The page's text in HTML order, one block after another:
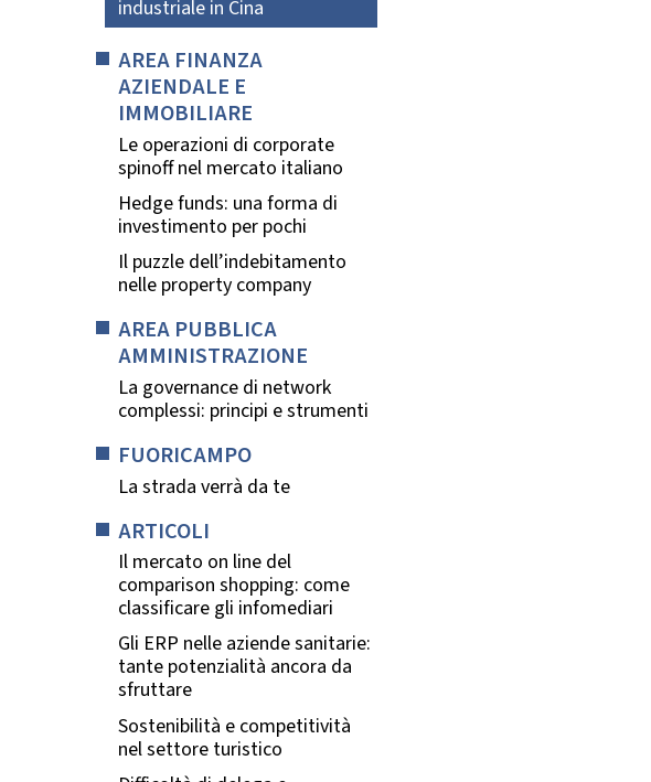
industriale in Cina
AREA FINANZA
AZIENDALE E
IMMOBILIARE
Le operazioni di corporate
spinoff nel mercato italiano
Hedge funds: una forma di
investimento per pochi
Il puzzle dell’indebitamento
nelle property company
AREA PUBBLICA
AMMINISTRAZIONE
La governance di network
complessi: principi e strumenti
FUORICAMPO
La strada verrà da te
ARTICOLI
Il mercato on line del
comparison shopping: come
classificare gli infomediari
Gli ERP nelle aziende sanitarie:
tante potenzialità ancora da
sfruttare
Sostenibilità e competitività
nel settore turistico